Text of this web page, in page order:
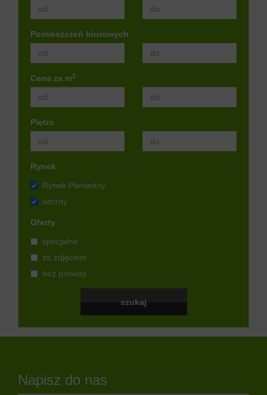
Pomieszczeń biurowych
Cena za m2
Piętro
Rynek
Rynek Pierwotny
wtórny
Oferty
specjalne
ze zdjęciem
bez prowizji
Napisz do nas